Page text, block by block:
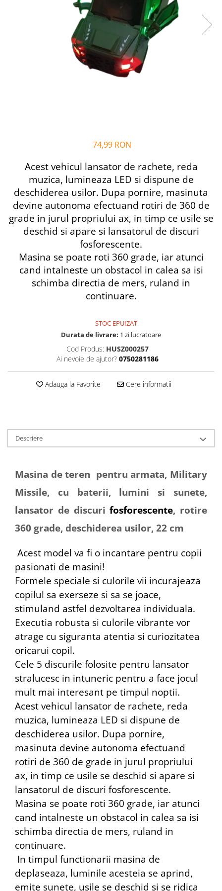
Alfabet si matematica
Jocuri de memorie si inteligenta
Seria Lectia de sanatate
Editura Galaxia Copiilor
74,99 RON
Acest vehicul lansator de rachete, reda
muzica, lumineaza LED si dispune de
deschiderea usilor. Dupa pornire, masinuta
devine autonoma efectuand rotiri de 360 de
grade in jurul propriului ax, in timp ce usile se
deschid si apare si lansatorul de discuri
fosforescente.
Masina se poate roti 360 grade, iar atunci
cand intalneste un obstacol in calea sa isi
schimba directia de mers, ruland in
continuare.
STOC EPUIZAT
Durata de livrare: 1 zi lucratoare
Cod Produs: HUSZ000257
Ai nevoie de ajutor? 0750281186
Adauga la Favorite Cere informatii
Descriere
Masina de teren pentru armata, Military
Missile, cu baterii, lumini si sunete,
lansator de discurifosforescente, rotire
360 grade, deschiderea usilor, 22 cm
Acest model va fi o incantare pentru copii
pasionati de masini!
Formele speciale si culorile vii incurajeaza
copilul sa exerseze si sa se joace,
stimuland astfel dezvoltarea individuala.
Executia robusta si culorile vibrante vor
atrage cu siguranta atentia si curiozitatea
oricarui copil.
Cele 5 discurile folosite pentru lansator
stralucesc in intuneric pentru a face jocul
mult mai interesant pe timpul noptii.
Acest vehicul lansator de rachete, reda
muzica, lumineaza LED si dispune de
deschiderea usilor. Dupa pornire,
masinuta devine autonoma efectuand
rotiri de 360 de grade in jurul propriului
ax, in timp ce usile se deschid si apare si
lansatorul de discuri fosforescente.
Masina se poate roti 360 grade, iar atunci
cand intalneste un obstacol in calea sa isi
schimba directia de mers, ruland in
continuare.
In timpul functionarii masina de
deplaseaza, luminile acesteia se aprind,
emite sunete, usile se deschid si se ridica